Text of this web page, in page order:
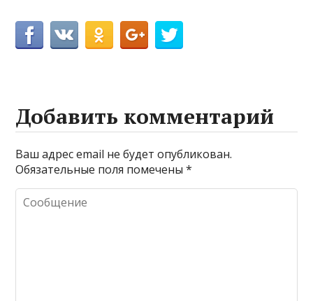
Добавить комментарий
Ваш адрес email не будет опубликован.
Обязательные поля помечены*